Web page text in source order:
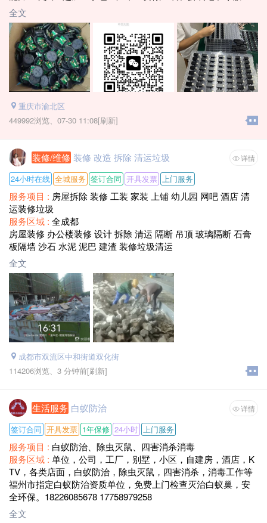
件，个人或带队均可做；个人一天180到300元左右，带队月入3
万以上，合作有送货上门，做好上门回收！所有运输企业负
责！联系电话：181～7157–6757李经理，有意向可直接来企业
实地洽谈
全文
重庆市渝北区
449992浏览、 07-30 11:08[刷新]
装修/维修 装修 改造 拆除 清运垃圾 详情
24小时在线 全城服务 签订合同 开具发票 上门服务
服务项目 : 房屋拆除 装修 工装 家装 上铺 幼儿园 网吧 酒店 清
运装修垃圾
服务区域 : 全成都
房屋装修 办公楼装修 设计 拆除 清运 隔断 吊顶 玻璃隔断 石膏
板隔墙 沙石 水泥 泥巴 建渣 装修垃圾清运
全文
成都市双流区中和街道双化街
114206浏览、 3 分钟前[刷新]
生活服务 白蚁防治 详情
签订合同 开具发票 1年保修 24小时 上门服务
服务项目 : 白蚁防治、除虫灭鼠、四害消杀消毒
服务区域 : 单位，公司，工厂，别墅，小区，自建房，酒店，K
TV，各类店面，白蚁防治，除虫灭鼠，四害消杀，消毒工作等
福州市指定白蚁防治资质单位，免费上门检查灭治白蚁巢，安
全环保。18226085678 17758979258
全文